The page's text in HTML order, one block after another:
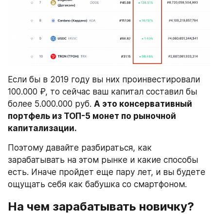
Если бы в 2019 году вы них проинвестировали
100.000 ₽, то сейчас ваш капитал составил бы
более 5.000.000 руб. А это консервативный
портфель из ТОП-5 монет по рыночной
капитализации.
Поэтому давайте разбираться, как
зарабатывать на этом рынке и какие способы
есть. Иначе пройдет еще пару лет, и вы будете
ощущать себя как бабушка со смартфоном.
На чем зарабатывать новичку?